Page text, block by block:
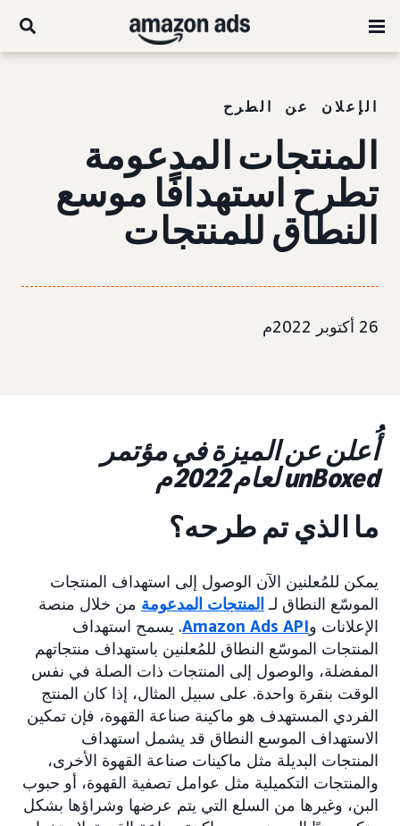
الإعلان عن الطرح
المنتجات المدعومة
تطرح استهدافًا موسع
النطاق للمنتجات
26 أكتوبر 2022م
أُعلن عن الميزة في مؤتمر
unBoxed لعام 2022م
ما الذي تم طرحه؟
يمكن للمُعلنين الآن الوصول إلى استهداف المنتجات
الموسّع النطاق لـ المنتجات المدعومة من خلال منصة
الإعلانات وAmazon Ads API. يسمح استهداف
المنتجات الموسّع النطاق للمُعلنين باستهداف منتجاتهم
المفضلة، والوصول إلى المنتجات ذات الصلة في نفس
الوقت بنقرة واحدة. على سبيل المثال، إذا كان المنتج
الفردي المستهدف هو ماكينة صناعة القهوة، فإن تمكين
الاستهداف الموسع النطاق قد يشمل استهداف
المنتجات البديلة مثل ماكينات صناعة القهوة الأخرى،
والمنتجات التكميلية مثل عوامل تصفية القهوة، أو حبوب
البن، وغيرها من السلع التي يتم عرضها وشراؤها بشكل